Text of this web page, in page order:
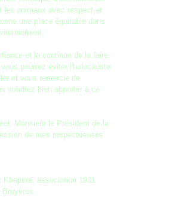
les animaux avec respect et
une place équitable dans
et je continue de le faire.
pourrez éviter l'holocauste
et vous remercie de
voudrez bien apporter à ce
Monsieur le Président de la
de mes respectueuses
Khepera, association 1901.